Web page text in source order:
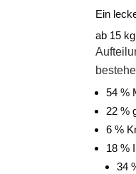
Ein
ab 15
54 %
22 %
6 %
18 %
34